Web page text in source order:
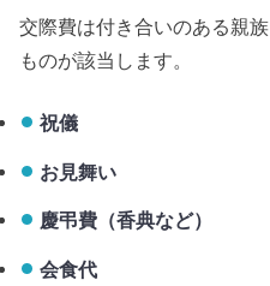
交際費は付き合いのある親
ものが該当します。
祝儀
お見舞い
慶弔費（香典など）
会食代